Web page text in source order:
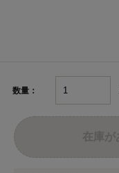
数量：